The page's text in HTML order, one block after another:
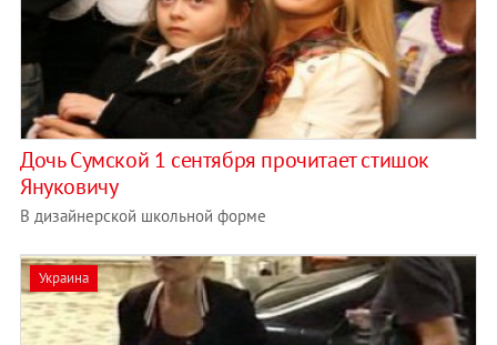
Дочь Сумской 1 сентября прочитает стишок
Януковичу
В дизайнерской школьной форме
Украина